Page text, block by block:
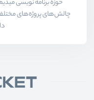
حوزه برنامه نویسی
چالش‌های پروژه‌های